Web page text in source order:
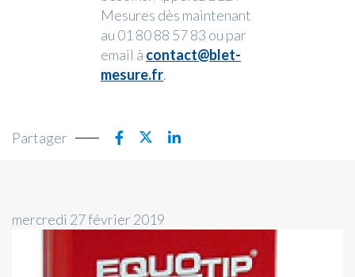
Mesures dès maintenant
au 01 80 88 57 83 ou par
email à contact@blet-
mesure.fr.
Partager
mercredi 27 février 2019